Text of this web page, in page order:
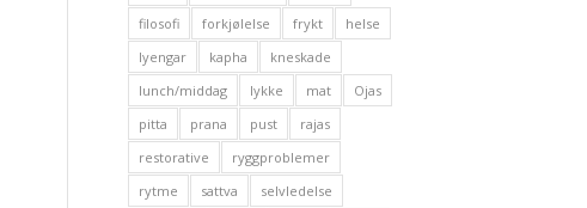
filosofi
forkjølelse frykt
helse
Iyengar
kapha
kneskade
lunch/middag
lykke mat
Ojas
pitta
prana pust
rajas
restorative
ryggproblemer
rytme
sattva
selvledelse